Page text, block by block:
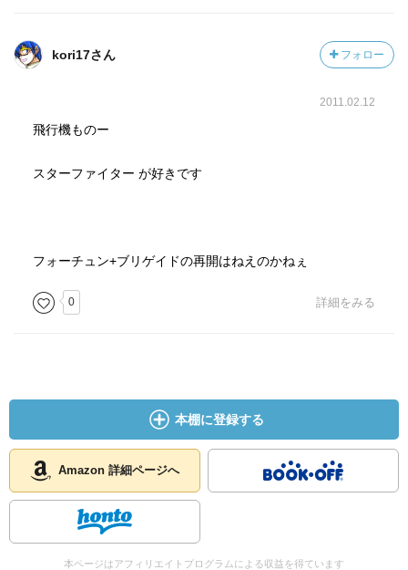
kori17さん フォロー
2011.02.12
飛行機ものー
スターファイター が好きです
フォーチュン+ブリゲイドの再開はねえのかねぇ
0 詳細をみる
本棚に登録する
Amazon 詳細ページへ
本ページはアフィリエイトプログラムによる収益を得ています